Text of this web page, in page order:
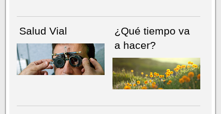
Salud Vial
¿Qué tiempo va
a hacer?